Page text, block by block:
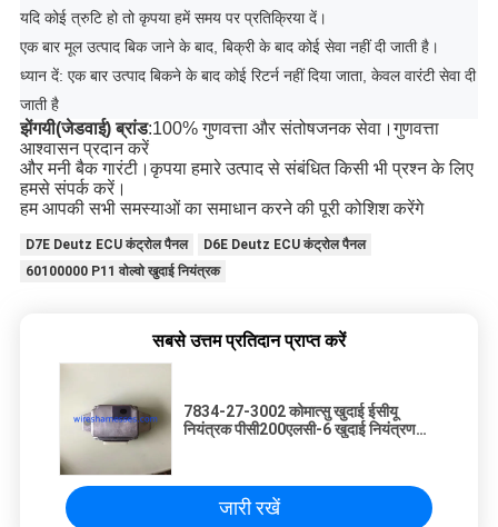
यदि कोई त्रुटि हो तो कृपया हमें समय पर प्रतिक्रिया दें।
एक बार मूल उत्पाद बिक जाने के बाद, बिक्री के बाद कोई सेवा नहीं दी जाती है।
ध्यान दें: एक बार उत्पाद बिकने के बाद कोई रिटर्न नहीं दिया जाता, केवल वारंटी सेवा दी
जाती है
झेंगयी(जेडवाई) ब्रांड:100% गुणवत्ता और संतोषजनक सेवा।गुणवत्ता
आश्वासन प्रदान करें
और मनी बैक गारंटी।कृपया हमारे उत्पाद से संबंधित किसी भी प्रश्न के लिए
हमसे संपर्क करें।
हम आपकी सभी समस्याओं का समाधान करने की पूरी कोशिश करेंगे
D7E Deutz ECU कंट्रोल पैनल
D6E Deutz ECU कंट्रोल पैनल
60100000 P11 वोल्वो खुदाई नियंत्रक
सबसे उत्तम प्रतिदान प्राप्त करें
7834-27-3002 कोमात्सु खुदाई ईसीयू
नियंत्रक पीसी200एलसी-6 खुदाई नियंत्रण
जारी रखें